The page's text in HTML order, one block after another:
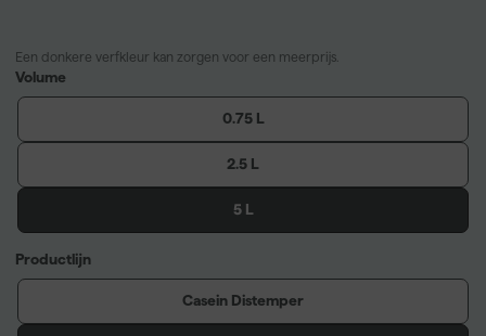
Een donkere verfkleur kan zorgen voor een meerprijs.
Volume
0.75 L
2.5 L
5 L
Productlijn
Casein Distemper